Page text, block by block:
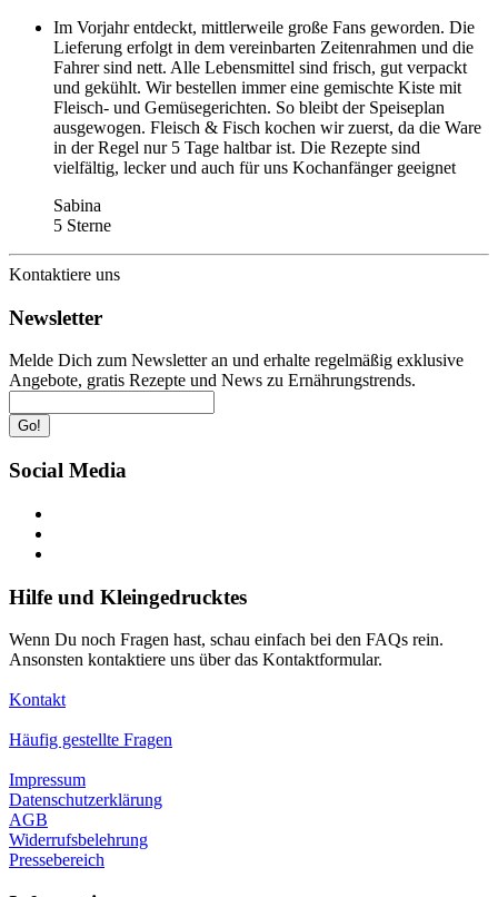
Im Vorjahr entdeckt, mittlerweile große Fans geworden. Die
Lieferung erfolgt in dem vereinbarten Zeitenrahmen und die
Fahrer sind nett. Alle Lebensmittel sind frisch, gut verpackt
und gekühlt. Wir bestellen immer eine gemischte Kiste mit
Fleisch- und Gemüsegerichten. So bleibt der Speiseplan
ausgewogen. Fleisch & Fisch kochen wir zuerst, da die Ware
in der Regel nur 5 Tage haltbar ist. Die Rezepte sind
vielfältig, lecker und auch für uns Kochanfänger geeignet
Sabina
5 Sterne
Kontaktiere uns
Newsletter
Melde Dich zum Newsletter an und erhalte regelmäßig exklusive
Angebote, gratis Rezepte und News zu Ernährungstrends.
Go!
Social Media
Hilfe und Kleingedrucktes
Wenn Du noch Fragen hast, schau einfach bei den FAQs rein.
Ansonsten kontaktiere uns über das Kontaktformular.
Kontakt
Häufig gestellte Fragen
Impressum
Datenschutzerklärung
AGB
Widerrufsbelehrung
Pressebereich